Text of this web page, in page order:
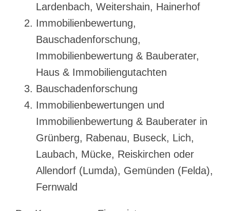
Lardenbach, Weitershain, Hainerhof
Immobilienbewertung,
Bauschadenforschung,
Immobilienbewertung & Bauberater,
Haus & Immobiliengutachten
Bauschadenforschung
Immobilienbewertungen und
Immobilienbewertung & Bauberater in
Grünberg, Rabenau, Buseck, Lich,
Laubach, Mücke, Reiskirchen oder
Allendorf (Lumda), Gemünden (Felda),
Fernwald